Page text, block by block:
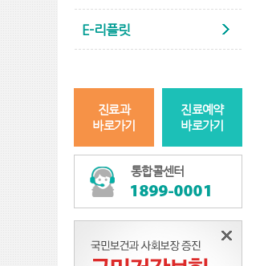
E-리플릿
진료과
바로가기
진료예약
바로가기
통합콜센터